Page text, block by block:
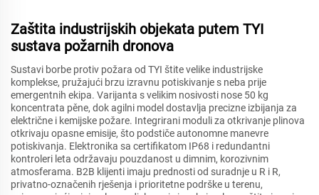
Zaštita industrijskih objekata putem TYI
sustava požarnih dronova
Sustavi borbe protiv požara od TYI štite velike industrijske
komplekse, pružajući brzu izravnu potiskivanje s neba prije
emergentnih ekipa. Varijanta s velikim nosivosti nose 50 kg
koncentrata pěne, dok agilni model dostavlja precizne izbijanja za
električne i kemijske požare. Integrirani moduli za otkrivanje plinova
otkrivaju opasne emisije, što podstiče autonomne manevre
potiskivanja. Elektronika sa certifikatom IP68 i redundantni
kontroleri leta održavaju pouzdanost u dimnim, korozivnim
atmosferama. B2B klijenti imaju prednosti od suradnje u R i R,
privatno-označenih rješenja i prioritetne podrške u terenu,